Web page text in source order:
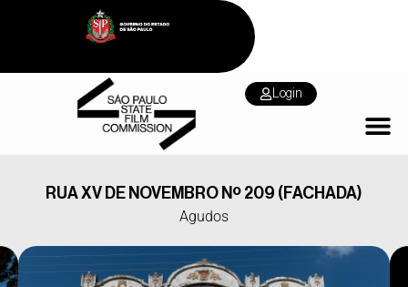
Login
RUA XV DE NOVEMBRO Nº 209 (FACHADA)
Agudos